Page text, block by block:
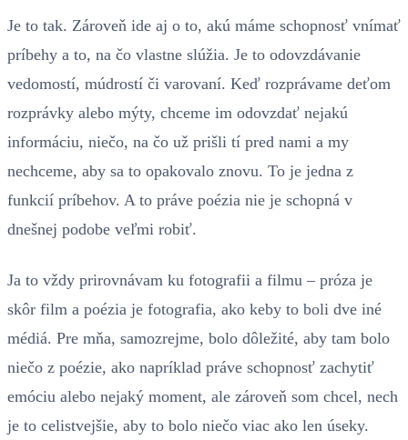
Je to tak. Zároveň ide aj o to, akú máme schopnosť vnímať
príbehy a to, na čo vlastne slúžia. Je to odovzdávanie
vedomostí, múdrostí či varovaní. Keď rozprávame deťom
rozprávky alebo mýty, chceme im odovzdať nejakú
informáciu, niečo, na čo už prišli tí pred nami a my
nechceme, aby sa to opakovalo znovu. To je jedna z
funkcií príbehov. A to práve poézia nie je schopná v
dnešnej podobe veľmi robiť.
Ja to vždy prirovnávam ku fotografii a filmu – próza je
skôr film a poézia je fotografia, ako keby to boli dve iné
médiá. Pre mňa, samozrejme, bolo dôležité, aby tam bolo
niečo z poézie, ako napríklad práve schopnosť zachytiť
emóciu alebo nejaký moment, ale zároveň som chcel, nech
je to celistvejšie, aby to bolo niečo viac ako len úseky.